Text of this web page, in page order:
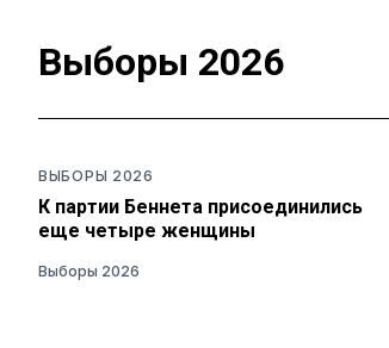
Выборы 2026
ВЫБОРЫ 2026
К партии Беннета присоединились
еще четыре женщины
Выборы 2026